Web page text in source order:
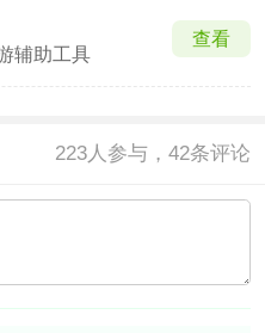
辅助工具
查看
223 人参与，42条评论